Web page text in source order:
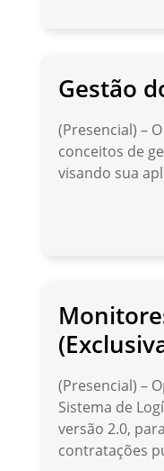
Gestão
(Presencial) –
conceitos de
visando sua
(Presencial) –
Sistema de
versão 2.0,
contratações